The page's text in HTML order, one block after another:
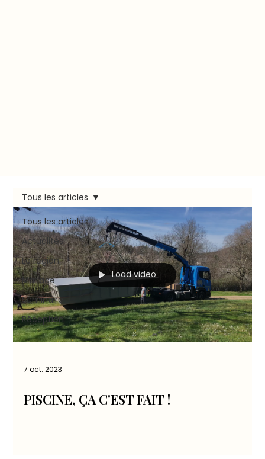
Tous les articles
Actualités
La région
Mariage
Séminaire
Réception
Tous les articles
Load video
7 oct. 2023
PISCINE, ÇA C'EST FAIT !